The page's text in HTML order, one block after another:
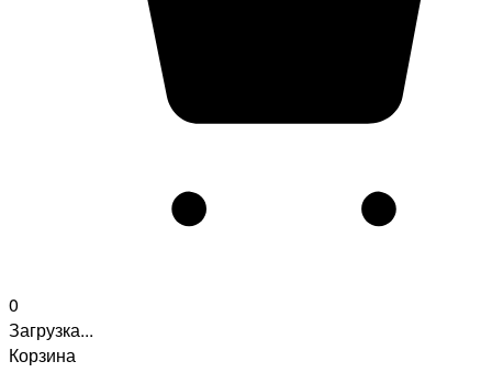
0
Загрузка...
Корзина